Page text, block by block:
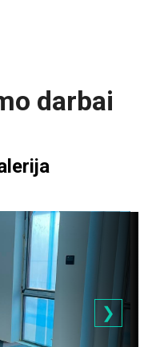
darbai